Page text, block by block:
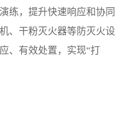
练，提升快速响应和协同
、干粉灭火器等防灭火设
、有效处置，实现“打